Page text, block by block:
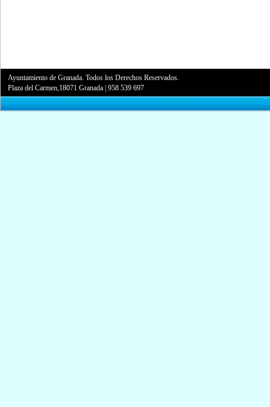
Ayuntamiento de Granada. Todos los Derechos Reservados.
Plaza del Carmen,18071 Granada |958 539 697